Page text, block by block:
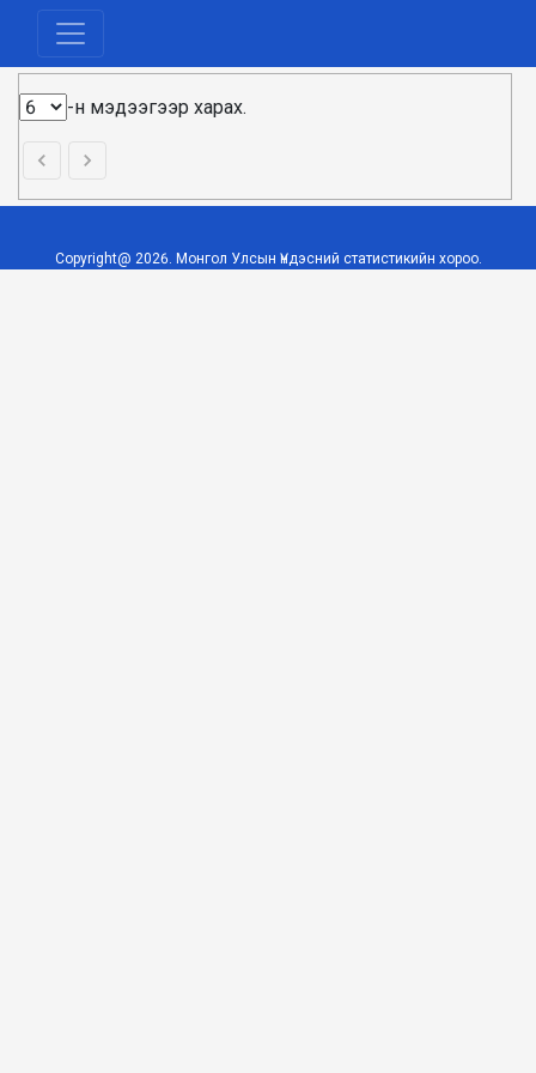
-н мэдээгээр харах.
Copyright@ 2026. Монгол Улсын Үндэсний статистикийн хороо.